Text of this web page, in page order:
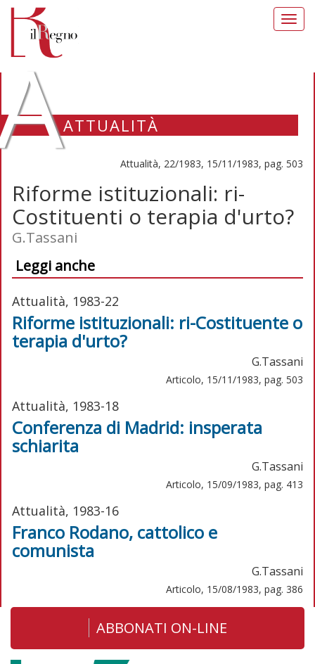
ATTUALITÀ
Attualità, 22/1983, 15/11/1983, pag. 503
Riforme istituzionali: ri-
Costituenti o terapia d'urto?
G.Tassani
Leggi anche
Attualità, 1983-22
Riforme istituzionali: ri-Costituente o
terapia d'urto?
G.Tassani
Articolo, 15/11/1983, pag. 503
Attualità, 1983-18
Conferenza di Madrid: insperata
schiarita
G.Tassani
Articolo, 15/09/1983, pag. 413
Attualità, 1983-16
Franco Rodano, cattolico e
comunista
G.Tassani
Articolo, 15/08/1983, pag. 386
ABBONATI ON-LINE